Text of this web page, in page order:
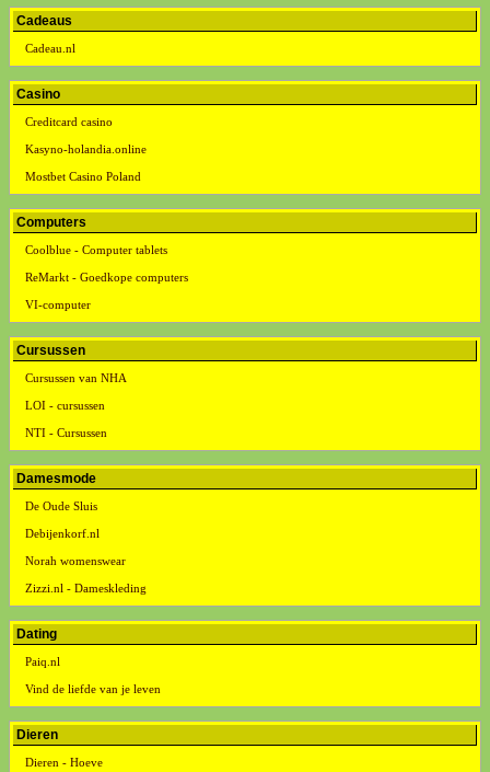
Cadeaus
Cadeau.nl
Casino
Creditcard casino
Kasyno-holandia.online
Mostbet Casino Poland
Computers
Coolblue - Computer tablets
ReMarkt - Goedkope computers
VI-computer
Cursussen
Cursussen van NHA
LOI - cursussen
NTI - Cursussen
Damesmode
De Oude Sluis
Debijenkorf.nl
Norah womenswear
Zizzi.nl - Dameskleding
Dating
Paiq.nl
Vind de liefde van je leven
Dieren
Dieren - Hoeve